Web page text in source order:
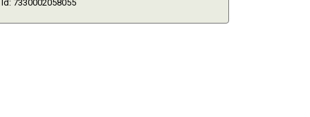
Id: 7330002058055